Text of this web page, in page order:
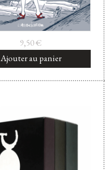
9,50€
Ajouter au panier